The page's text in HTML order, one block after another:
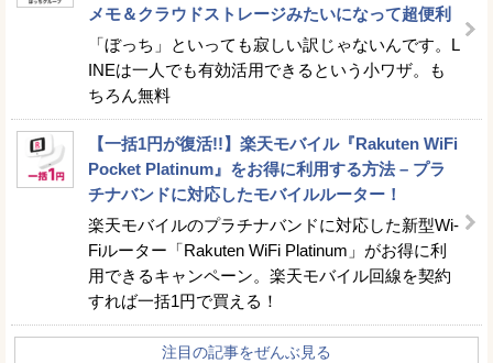
メモ＆クラウドストレージみたいになって超便利
「ぼっち」といっても寂しい訳じゃないんです。L
INEは一人でも有効活用できるという小ワザ。も
ちろん無料
【一括1円が復活!!】楽天モバイル『Rakuten WiFi
Pocket Platinum』をお得に利用する方法 – プラ
チナバンドに対応したモバイルルーター！
楽天モバイルのプラチナバンドに対応した新型Wi-
Fiルーター「Rakuten WiFi Platinum」がお得に利
用できるキャンペーン。楽天モバイル回線を契約
すれば一括1円で買える！
注目の記事をぜんぶ見る